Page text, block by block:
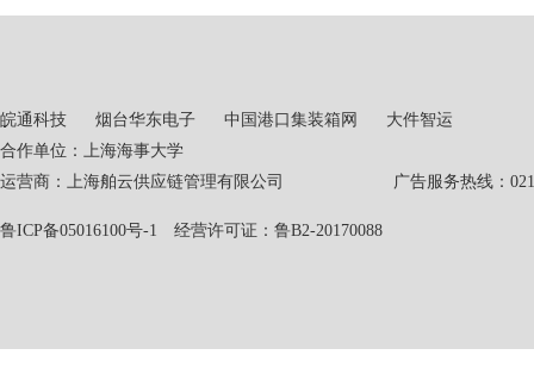
皖通科技 烟台华东电子 中国港口集装箱网
大件智运
合作单位：上海海事大学
运营商：上海舶云供应链管理有限公司 广告服务热线：021-
鲁ICP备05016100号-1 经营许可证：鲁B2-20170088